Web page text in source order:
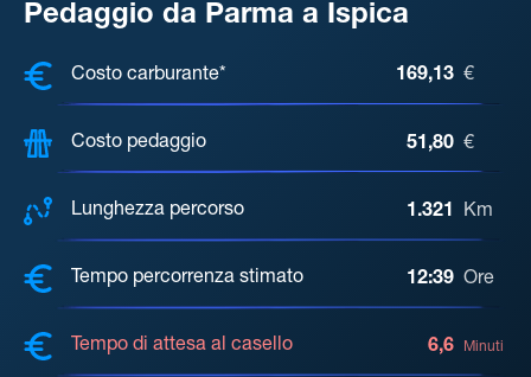
Pedaggio da Parma a Ispica
COSTI, DISTANZA, TEMPO DI
Costo carburante* 169,13 €
Costo pedaggio 51,80 €
Lunghezza percorso 1.321 Km
Tempo percorrenza stimato 12:39 Ore
Tempo di attesa al casello 6,6 Minuti